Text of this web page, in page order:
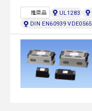
推奨品 UL1283
DIN EN60939